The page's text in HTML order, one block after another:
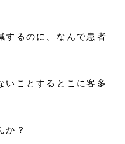
するのに、なんで患者
いことするとこに客多
か？